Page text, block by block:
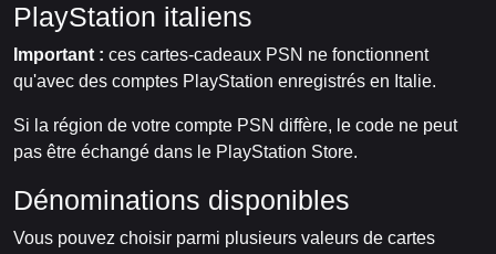
PlayStation italiens
Important : ces cartes-cadeaux PSN ne fonctionnent
qu'avec des comptes PlayStation enregistrés en Italie.
Si la région de votre compte PSN diffère, le code ne peut
pas être échangé dans le PlayStation Store.
Dénominations disponibles
Vous pouvez choisir parmi plusieurs valeurs de cartes